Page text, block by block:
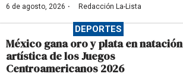
6 de agosto, 2026 · Redacción La-Lista
DEPORTES
México gana oro y plata en natación
artística de los Juegos
Centroamericanos 2026